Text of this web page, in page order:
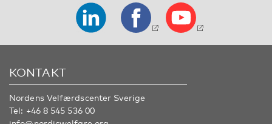
KONTAKT
Nordens Velfærdscenter Sverige
Tel: +46 8 545 536 00